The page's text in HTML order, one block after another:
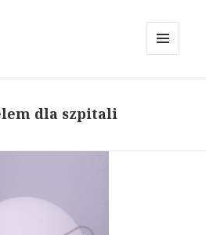
dla szpitali